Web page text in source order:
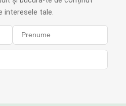
interesele tale.